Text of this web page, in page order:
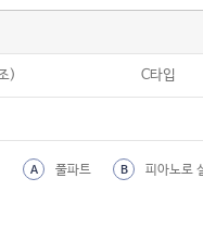
) C타입
A 풀파트 B 피아노로